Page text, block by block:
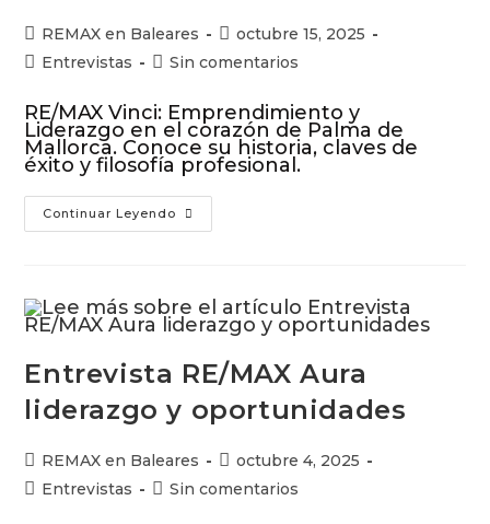
REMAX en Baleares
octubre 15, 2025
Entrevistas
Sin comentarios
RE/MAX Vinci: Emprendimiento y
Liderazgo en el corazón de Palma de
Mallorca. Conoce su historia, claves de
éxito y filosofía profesional.
Continuar Leyendo
Entrevista RE/MAX Aura
liderazgo y oportunidades
REMAX en Baleares
octubre 4, 2025
Entrevistas
Sin comentarios